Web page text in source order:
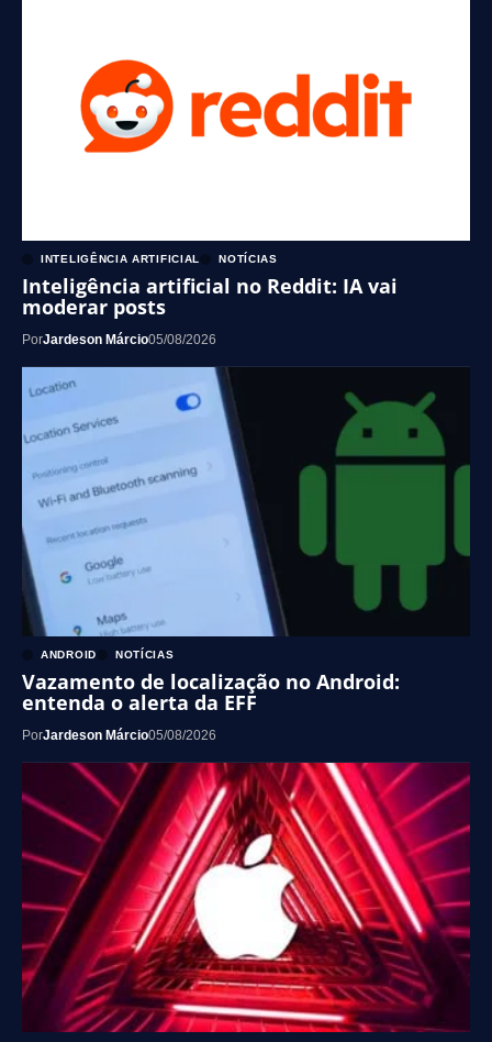
INTELIGÊNCIA ARTIFICIAL NOTÍCIAS
Inteligência artificial no Reddit: IA vai
moderar posts
PorJardeson Márcio05/08/2026
ANDROID NOTÍCIAS
Vazamento de localização no Android:
entenda o alerta da EFF
PorJardeson Márcio05/08/2026